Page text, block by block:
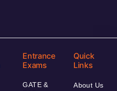
Entrance
Exams
GATE &
Quick
Links
About Us